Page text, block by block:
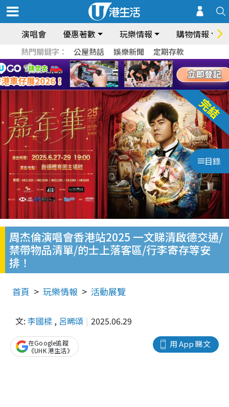
演唱會 優惠著數 玩樂情報 購物情報
熱門關鍵字： 公屋熱話 娛樂新聞 定期存款
目錄
周杰倫演唱會香港站2025 一文睇清啟德交通/
禁帶物品清單/的士上落客區/行李寄存等安
排！
首頁 玩樂情報 活動展覽
文: 李國樑 , 呂晞頌 2025.06.29
用 App 睇文
在Google追蹤
《UHK 港生活》